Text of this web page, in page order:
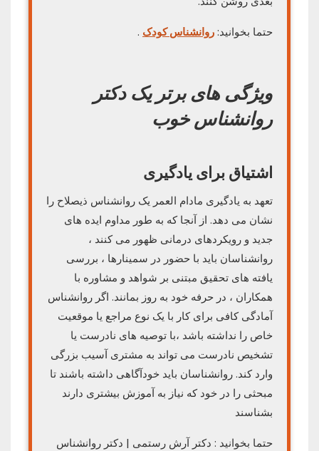
حتما بخوانید:روانشناس کودک .
ویژگی های برتر یک دکتر
روانشناس خوب
اشتیاق برای یادگیری
تعهد به یادگیری مادام العمر یک روانشناس ذیصلاح را
نشان می دهد. از آنجا که به طور مداوم ایده های
جدید و رویکردهای درمانی ظهور می کنند ،
روانشناسان باید با حضور در سمینارها ، بررسی
یافته های تحقیق مبتنی بر شواهد و مشاوره با
همکاران ، در حرفه خود به روز بمانند. اگر روانشناس
آمادگی کافی برای کار با یک نوع مراجع یا موقعیت
خاص را نداشته باشد ،با توصیه های نادرست یا
تشخیص نادرست می تواند به مشتری آسیب بزرگی
وارد کند. روانشناسان باید خودآگاهی داشته باشند تا
مبحثی را در خود که نیاز به آموزش بیشتری دارند
بشناسند
حتما بخوانید : دکتر آرش رستمی | دکتر روانشناس